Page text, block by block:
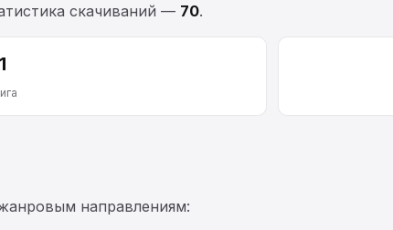
скачиваний — 70.
1
направлениям: